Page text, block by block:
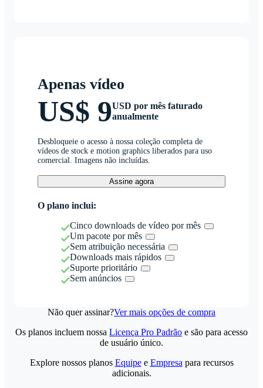
Apenas vídeo
US$ 9USD por mês faturado
anualmente
Desbloqueie o acesso à nossa coleção completa de
vídeos de stock e motion graphics liberados para uso
comercial. Imagens não incluídas.
Assine agora
O plano inclui:
Cinco downloads de vídeo por mês
Um pacote por mês
Sem atribuição necessária
Downloads mais rápidos
Suporte prioritário
Sem anúncios
Não quer assinar?Ver mais opções de compra
Os planos incluem nossa Licença Pro Padrão e são para acesso
de usuário único.
Explore nossos planos Equipee Empresa para recursos
adicionais.